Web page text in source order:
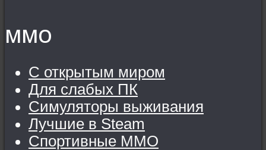
MMO
С открытым миром
Для слабых ПК
Симуляторы выживания
Лучшие в Steam
Спортивные MMO